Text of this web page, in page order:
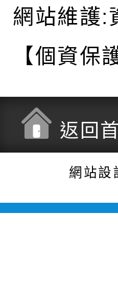
網站維護:
【個資保
返回
網站設